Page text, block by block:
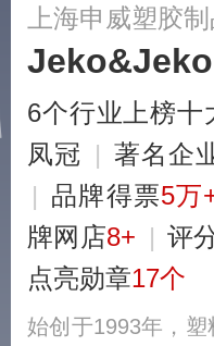
箱、半导体冷藏
杯、钛金属真空
上海申威塑胶
Jeko&Jeko
6个行业上榜十
凤冠 | 著名企
| 品牌得票5万
牌网店8+ | 评
点亮勋章17个
始创于1993年，